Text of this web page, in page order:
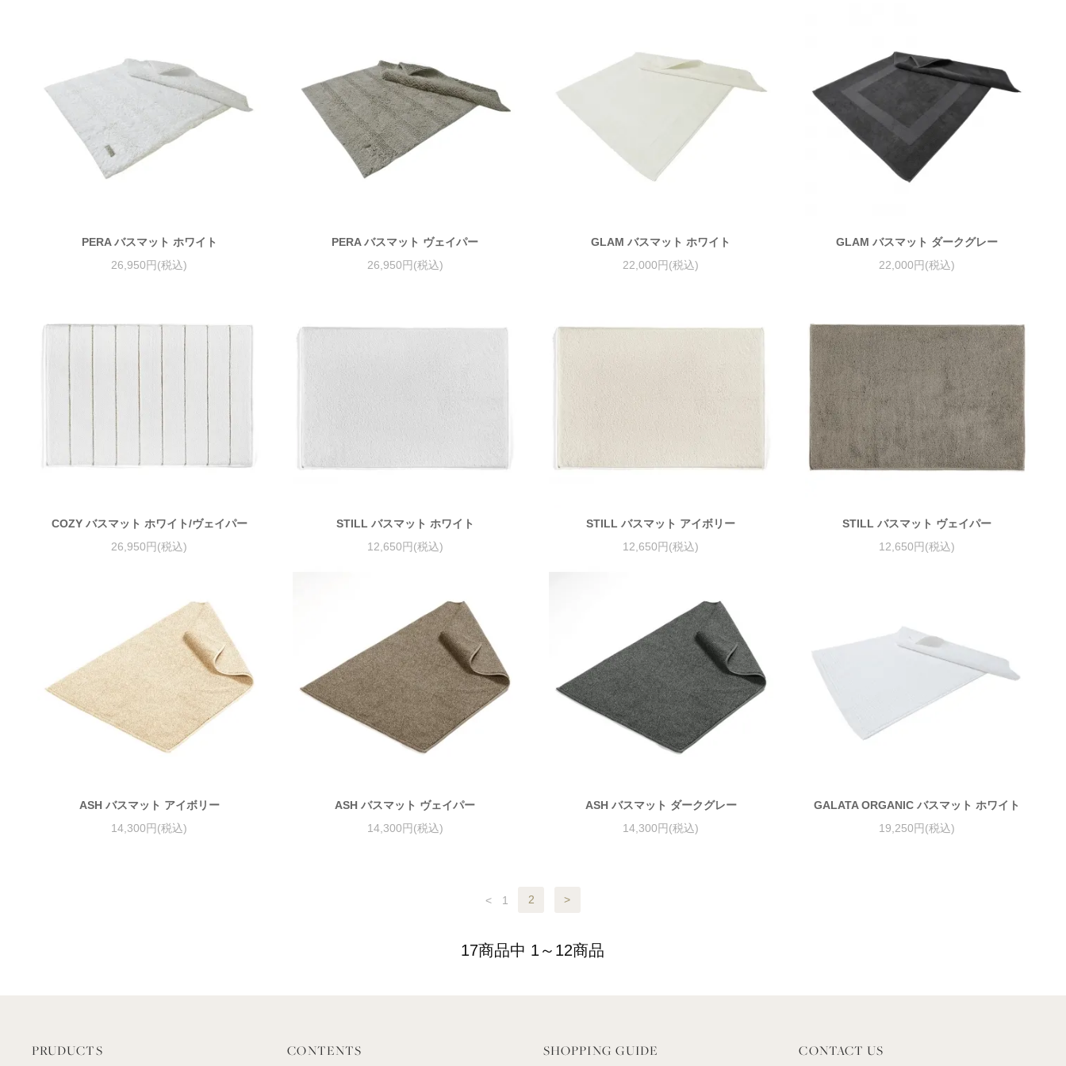
PERA バスマット ホワイト
26,950円(税込)
PERA バスマット ヴェイパー
26,950円(税込)
GLAM バスマット ホワイト
22,000円(税込)
GLAM バスマット ダークグレー
22,000円(税込)
COZY バスマット ホワイト/ヴェイパー
26,950円(税込)
STILL バスマット ホワイト
12,650円(税込)
STILL バスマット アイボリー
12,650円(税込)
STILL バスマット ヴェイパー
12,650円(税込)
ASH バスマット アイボリー
14,300円(税込)
ASH バスマット ヴェイパー
14,300円(税込)
ASH バスマット ダークグレー
14,300円(税込)
GALATA ORGANIC バスマット ホワイト
19,250円(税込)
< 1 2 >
17商品中 1～12商品
PRUDUCTS CONTENTS SHOPPING GUIDE CONTACT US